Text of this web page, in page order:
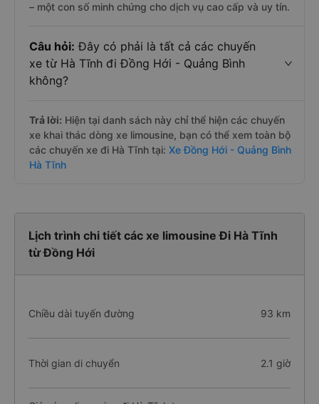
– một con số minh chứng cho dịch vụ cao cấp và uy tín.
Câu hỏi: Đây có phải là tất cả các chuyến
xe từ Hà Tĩnh đi Đồng Hới - Quảng Bình
không?
Trả lời: Hiện tại danh sách này chỉ thể hiện các chuyến
xe khai thác dòng xe limousine, bạn có thể xem toàn bộ
các chuyến xe đi Hà Tĩnh tại: Xe Đồng Hới - Quảng Bình
Hà Tĩnh
Lịch trình chi tiết các xe limousine Đi Hà Tĩnh
từ Đồng Hới
Chiều dài tuyến đường 93 km
Thời gian di chuyển 2.1 giờ